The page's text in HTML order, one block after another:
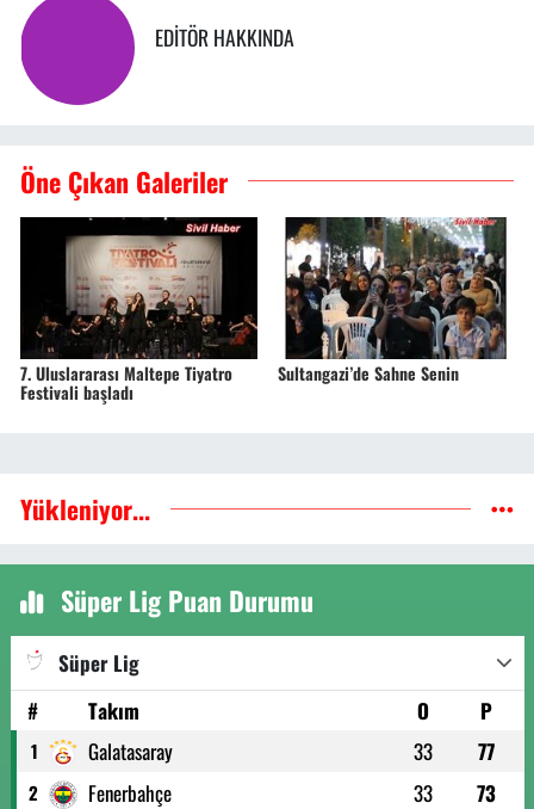
EDITÖR HAKKINDA
Öne Çıkan Galeriler
7. Uluslararası Maltepe Tiyatro
Festivali başladı
Sultangazi’de Sahne Senin
Yükleniyor...
Süper Lig Puan Durumu
Süper Lig
#
Takım O P
1 Galatasaray 33 77
2 Fenerbahçe 33 73